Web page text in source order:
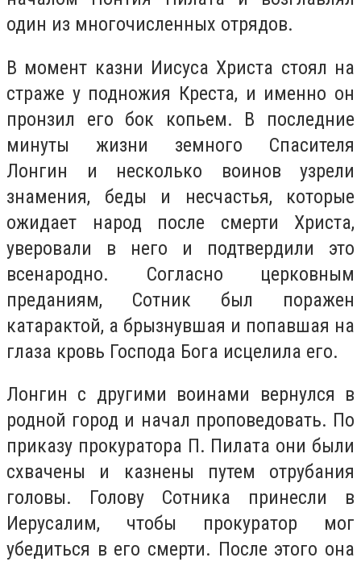
один из многочисленных отрядов.
В момент казни Иисуса Христа стоял на
страже у подножия Креста, и именно он
пронзил его бок копьем. В последние
минуты жизни земного Спасителя
Лонгин и несколько воинов узрели
знамения, беды и несчастья, которые
ожидает народ после смерти Христа,
уверовали в него и подтвердили это
всенародно. Согласно церковным
преданиям, Сотник был поражен
катарактой, а брызнувшая и попавшая на
глаза кровь Господа Бога исцелила его.
Лонгин с другими воинами вернулся в
родной город и начал проповедовать. По
приказу прокуратора П. Пилата они были
схвачены и казнены путем отрубания
головы. Голову Сотника принесли в
Иерусалим, чтобы прокуратор мог
убедиться в его смерти. После этого она